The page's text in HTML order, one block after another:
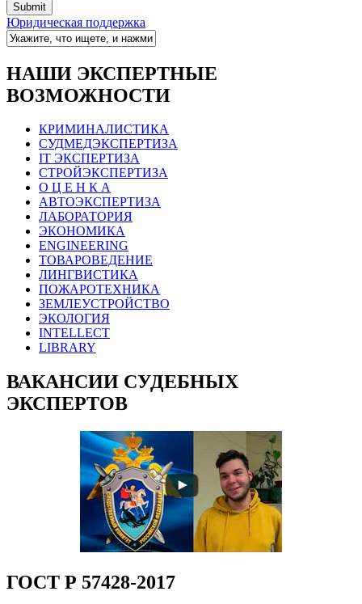
Юридическая поддержка
НАШИ ЭКСПЕРТНЫЕ
ВОЗМОЖНОСТИ
КРИМИНАЛИСТИКА
СУДМЕДЭКСПЕРТИЗА
IT ЭКСПЕРТИЗА
СТРОЙЭКСПЕРТИЗА
О Ц Е Н К А
АВТОЭКСПЕРТИЗА
ЛАБОРАТОРИЯ
ЭКОНОМИКА
ENGINEERING
ТОВАРОВЕДЕНИЕ
ЛИНГВИСТИКА
ПОЖАРОТЕХНИКА
ЗЕМЛЕУСТРОЙСТВО
ЭКОЛОГИЯ
INTELLECT
LIBRARY
ВАКАНСИИ СУДЕБНЫХ
ЭКСПЕРТОВ
ГОСТ Р 57428-2017